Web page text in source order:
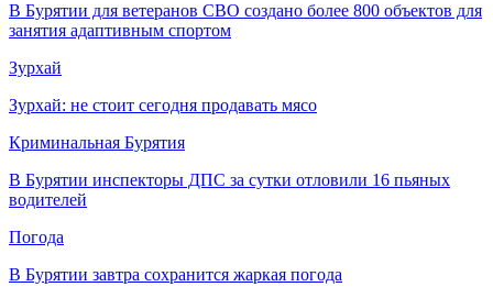
В Бурятии для ветеранов СВО создано более 800 объектов для
занятия адаптивным спортом
Зурхай
Зурхай: не стоит сегодня продавать мясо
Криминальная Бурятия
В Бурятии инспекторы ДПС за сутки отловили 16 пьяных
водителей
Погода
В Бурятии завтра сохранится жаркая погода